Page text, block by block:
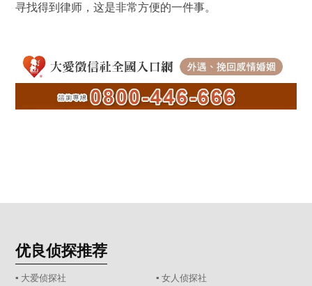
寻找得到律师，这是非常方便的一件事。
优良侦探推荐
▪ 大爱侦探社
▪ 女人侦探社